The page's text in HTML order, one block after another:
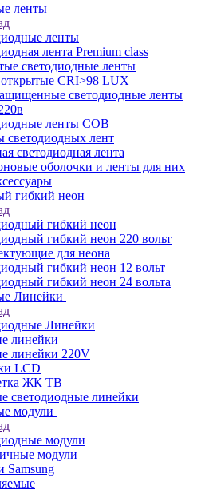
ленты
ленты
лента Premium class
светодиодные ленты
CRI>98 LUX
светодиодные ленты
ленты COB
светодиодных лент
светодиодная лента
оболочки и ленты для них
гибкий неон
гибкий неон
гибкий неон 220 вольт
для неона
гибкий неон 12 вольт
гибкий неон 24 вольта
Линейки
Линейки
линейки
линейки 220V
LCD
ЖК ТВ
светодиодные линейки
модули
модули
модули
Samsung